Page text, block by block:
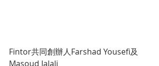
Fintor共同創辦人Farshad Yousefi及
Masoud Jalali